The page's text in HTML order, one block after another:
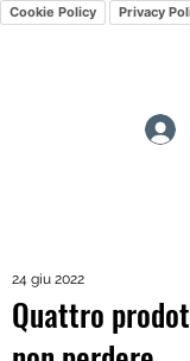
Cookie Policy Privacy
Quattro
24 giu 2022